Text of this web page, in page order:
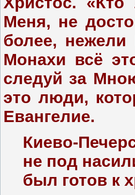
Меня, не
более,
Монахи всё
следуй за
это люди,
Евангелие.
Киево-
не под
был готов к